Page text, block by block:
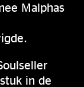
Malphas
in de